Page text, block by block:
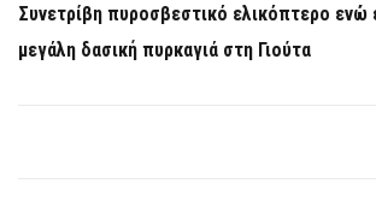
Συνετρίβη πυροσβεστικό ελικόπτερο ενώ
μεγάλη δασική πυρκαγιά στη Γιούτα